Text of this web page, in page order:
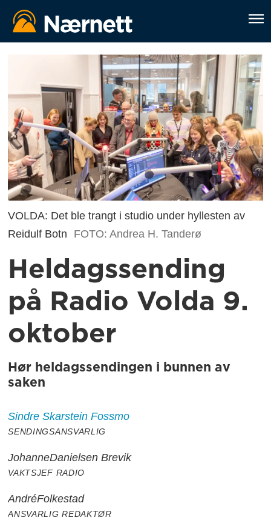
VOLDA: Det ble trangt i studio under hyllesten av
Reidulf Botn
FOTO: Andrea H. Tanderø
Heldagssending
på Radio Volda 9.
oktober
Hør heldagssendingen i bunnen av
saken
Sindre Skarstein Fossmo
SENDINGSANSVARLIG
JohanneDanielsen Brevik
VAKTSJEF RADIO
AndréFolkestad
ANSVARLIG REDAKTØR